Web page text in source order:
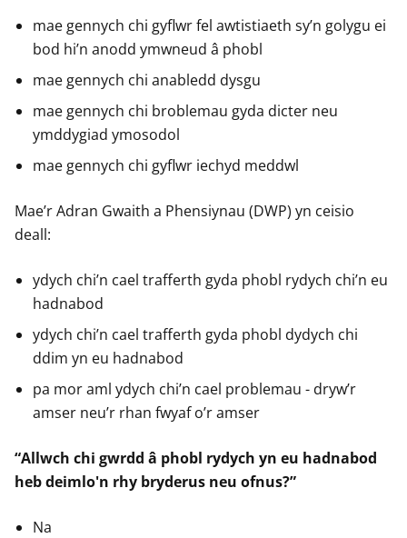
mae gennych chi gyflwr fel awtistiaeth sy’n golygu ei
bod hi’n anodd ymwneud â phobl
mae gennych chi anabledd dysgu
mae gennych chi broblemau gyda dicter neu
ymddygiad ymosodol
mae gennych chi gyflwr iechyd meddwl
Mae’r Adran Gwaith a Phensiynau (DWP) yn ceisio
deall:
ydych chi’n cael trafferth gyda phobl rydych chi’n eu
hadnabod
ydych chi’n cael trafferth gyda phobl dydych chi
ddim yn eu hadnabod
pa mor aml ydych chi’n cael problemau - dryw’r
amser neu’r rhan fwyaf o’r amser
“Allwch chi gwrdd â phobl rydych yn eu hadnabod
heb deimlo'n rhy bryderus neu ofnus?”
Na